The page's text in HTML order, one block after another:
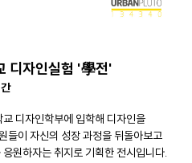
디자인실험 '學전'
디자인학부에 입학해 디자인을
들이 자신의 성장 과정을 뒤돌아보고
원하자는 취지로 기획한 전시입니다.